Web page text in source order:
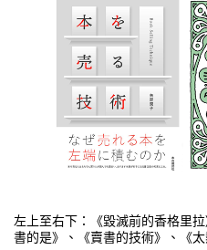
左上至右下：《毀滅前的香格里
書的是》、《賣書的技術》、《太